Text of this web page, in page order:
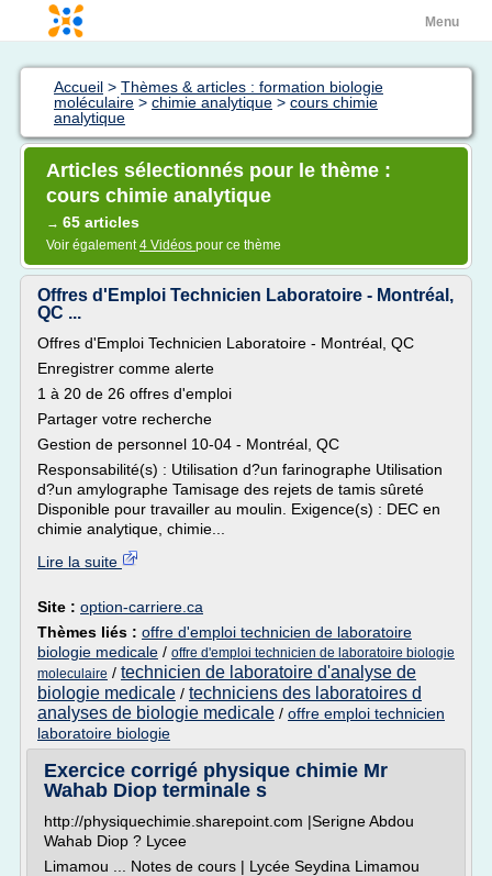
Menu
Accueil > Thèmes & articles : formation biologie
moléculaire > chimie analytique > cours chimie
analytique
Articles sélectionnés pour le thème :
cours chimie analytique
→ 65 articles
Voir également4 Vidéos pour ce thème
Offres d'Emploi Technicien Laboratoire - Montréal,
QC ...
Offres d'Emploi Technicien Laboratoire - Montréal, QC
Enregistrer comme alerte
1 à 20 de 26 offres d'emploi
Partager votre recherche
Gestion de personnel 10-04 - Montréal, QC
Responsabilité(s) : Utilisation d?un farinographe Utilisation
d?un amylographe Tamisage des rejets de tamis sûreté
Disponible pour travailler au moulin. Exigence(s) : DEC en
chimie analytique, chimie...
Lire la suite
Site : option-carriere.ca
Thèmes liés : offre d'emploi technicien de laboratoire
biologie medicale / offre d'emploi technicien de laboratoire biologie
moleculaire / technicien de laboratoire d'analyse de
biologie medicale / techniciens des laboratoires d
analyses de biologie medicale / offre emploi technicien
laboratoire biologie
Exercice corrigé physique chimie Mr
Wahab Diop terminale s
http://physiquechimie.sharepoint.com |Serigne Abdou
Wahab Diop ? Lycee
Limamou ... Notes de cours | Lycée Seydina Limamou